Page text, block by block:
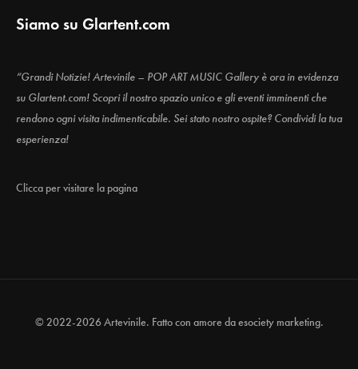
Siamo su Glartent.com
“Grandi Notizie! Artevinile – POP ART MUSIC Gallery è ora in evidenza
su Glartent.com! Scopri il nostro spazio unico e gli eventi imminenti che
rendono ogni visita indimenticabile. Sei stato nostro ospite? Condividi la tua
esperienza!
Clicca per visitare la pagina
© 2022-2026 Artevinile. Fatto con amore daesociety marketing.